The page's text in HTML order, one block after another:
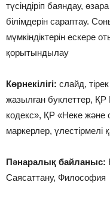
түсіндіріп баяндау,
білімдерін сараптау.
мүмкіндіктерін ескере
қорытындылау
Көрнекілігі: слайд,
жазылған буклеттер,
кодекс», ҚР «Неке және
маркерлер, үлестірмелі
Пәнаралық байланыс:
Саясаттану, Философия